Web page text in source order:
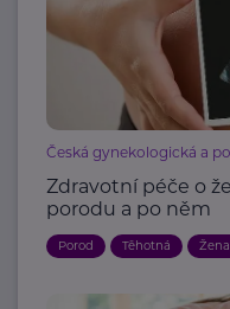
Česká gynekologická a
Zdravotní péče o
porodu a po něm
Porod Těhotná Žena